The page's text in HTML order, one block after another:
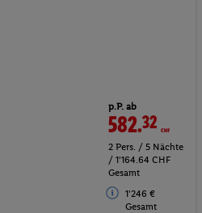
p.P. ab
582.32 CHF
2 Pers. / 5 Nächte
/ 1'164.64 CHF
Gesamt
1'246 €
Gesamt